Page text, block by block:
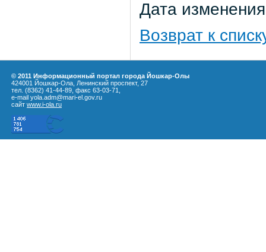
Дата
Возврат к
© 2011 Информационный портал города Йошкар-Олы
424001 Йошкар-Ола, Ленинский проспект, 27
тел. (8362) 41-44-89, факс 63-03-71,
e-mail yola.adm@mari-el.gov.ru
сайт www.i-ola.ru